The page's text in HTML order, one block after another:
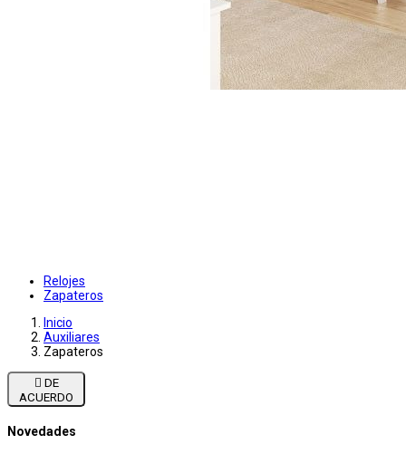
Relojes
Zapateros
Inicio
Auxiliares
Zapateros

ACUERDO
Novedades